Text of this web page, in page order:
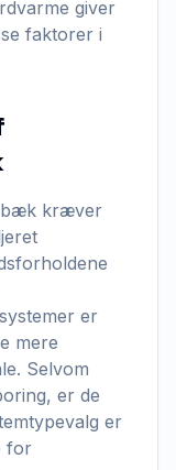
giver
faktorer i
kræver
er
mere
Selvom
er de
er
for